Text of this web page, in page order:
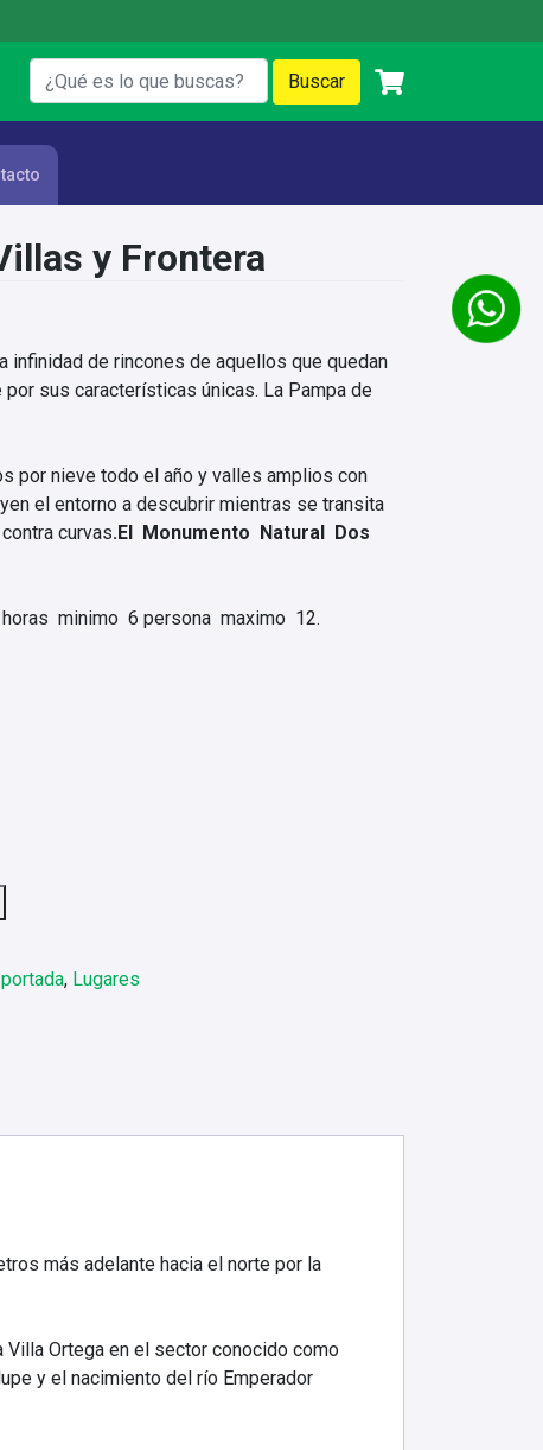
y Frontera
infinidad de rincones de aquellos que quedan
sus características únicas. La Pampa de
por nieve todo el año y valles amplios con
el entorno a descubrir mientras se transita
curvas.El Monumento Natural Dos
minimo 6 persona maximo 12.
, Lugares
más adelante hacia el norte por la
Villa Ortega en el sector conocido como
y el nacimiento del río Emperador